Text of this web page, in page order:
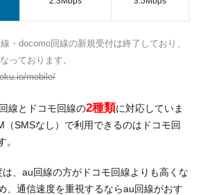
・docomo回線の新規受付は終了しており、
っております。
mobile/
線とドコモ回線の2種類に対応していま
（SMSなし）で利用できるのはドコモ回
。
、au回線の方がドコモ回線よりも高くな
、通信速度を重視するならau回線がおす